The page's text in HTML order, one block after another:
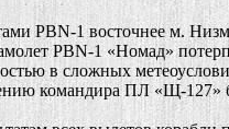
PBN-1 восточнее м.
PBN-1 «Номад»
в сложных
командира ПЛ «Щ-